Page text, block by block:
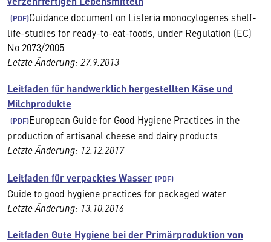
Guidance document on Listeria monocytogenes shelf-
life-studies for ready-to-eat-foods, under Regulation (EC)
No 2073/2005
Letzte Änderung: 27.9.2013
Leitfaden für handwerklich hergestellten Käse und
Milchprodukte
European Guide for Good Hygiene Practices in the
production of artisanal cheese and dairy products
Letzte Änderung: 12.12.2017
Leitfaden für verpacktes Wasser
Guide to good hygiene practices for packaged water
Letzte Änderung: 13.10.2016
Leitfaden Gute Hygiene bei der Primärproduktion von